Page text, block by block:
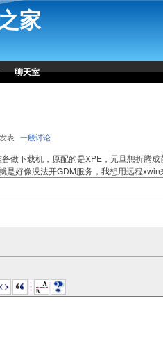
家
聊天室
表 一般讨论
做下载机，原配的是XPE，元旦想折腾
是好像没法开GDM服务，我想用远程